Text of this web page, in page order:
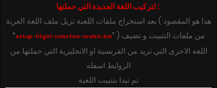
لتركيب اللغة الجديدة التي حملتها :
بعد استخراج ملفات اللعبة تزيل ملف اللغة العربة ( هدا هو المقصود
“setup-fitgirl-selective-arabic.bin” ) من ملفات التتبيت و تضيف
اللغة الاخرى التي تريد من الفرنسية او الانجليزية التي حملتها من
الروابط اسفله
تم تبدا بتتبيت اللعبة